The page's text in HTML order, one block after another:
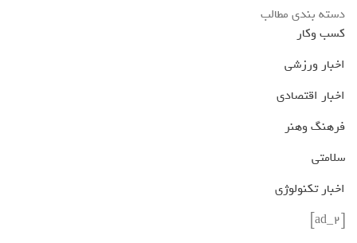
دسته بندی مطالب
کسب وکار
اخبار ورزشی
اخبار اقتصادی
فرهنگ وهنر
سلامتی
اخبار تکنولوژی
[ad_2]